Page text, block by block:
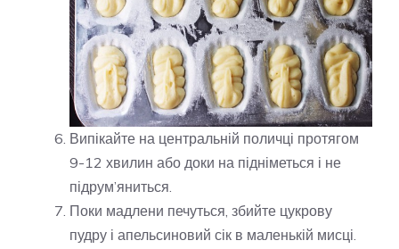
Випікайте на центральній поличці протягом
9-12 хвилин або доки на підніметься і не
підрум’яниться.
Поки мадлени печуться, збийте цукрову
пудру і апельсиновий сік в маленькій мисці.